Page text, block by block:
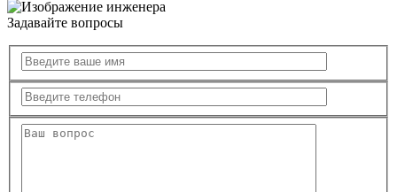
Задавайте вопросы